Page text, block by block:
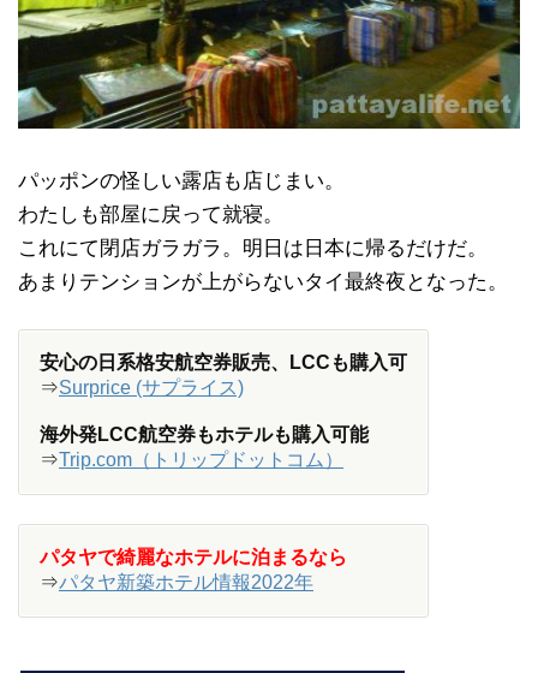
パッポンの怪しい露店も店じまい。
わたしも部屋に戻って就寝。
これにて閉店ガラガラ。明日は日本に帰るだけだ。
あまりテンションが上がらないタイ最終夜となった。
安心の日系格安航空券販売、LCCも購入可
⇒Surprice (サプライス)
海外発LCC航空券もホテルも購入可能
⇒Trip.com（トリップドットコム）
パタヤで綺麗なホテルに泊まるなら
⇒パタヤ新築ホテル情報2022年